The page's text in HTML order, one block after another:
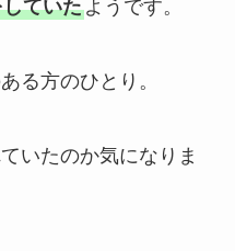
ていたようです。
る方のひとり。
いたのか気になりま